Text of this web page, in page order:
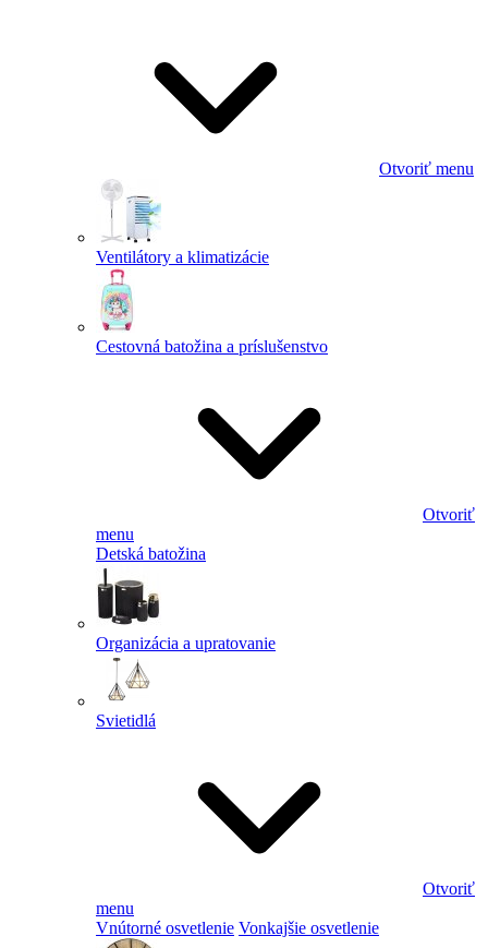
Otvoriť menu
Ventilátory a klimatizácie
Cestovná batožina a príslušenstvo
Otvoriť
menu
Detská batožina
Organizácia a upratovanie
Svietidlá
Otvoriť
menu
Vnútorné osvetlenie Vonkajšie osvetlenie